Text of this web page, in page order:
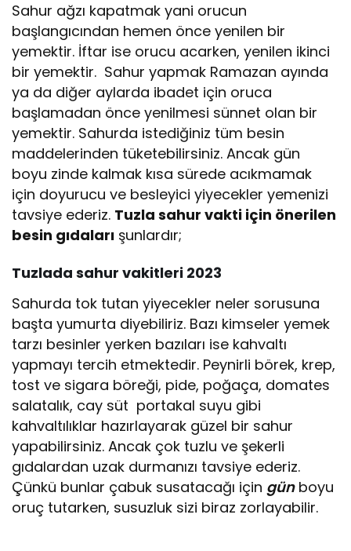
Sahur ağzı kapatmak yani orucun
başlangıcından hemen önce yenilen bir
yemektir. İftar ise orucu acarken, yenilen ikinci
bir yemektir. Sahur yapmak Ramazan ayında
ya da diğer aylarda ibadet için oruca
başlamadan önce yenilmesi sünnet olan bir
yemektir. Sahurda istediğiniz tüm besin
maddelerinden tüketebilirsiniz. Ancak gün
boyu zinde kalmak kısa sürede acıkmamak
için doyurucu ve besleyici yiyecekler yemenizi
tavsiye ederiz. Tuzla sahur vakti için önerilen
besin gıdaları şunlardır;
Tuzlada sahur vakitleri 2023
Sahurda tok tutan yiyecekler neler sorusuna
başta yumurta diyebiliriz. Bazı kimseler yemek
tarzı besinler yerken bazıları ise kahvaltı
yapmayı tercih etmektedir. Peynirli börek, krep,
tost ve sigara böreği, pide, poğaça, domates
salatalık, cay süt portakal suyu gibi
kahvaltılıklar hazırlayarak güzel bir sahur
yapabilirsiniz. Ancak çok tuzlu ve şekerli
gıdalardan uzak durmanızı tavsiye ederiz.
Çünkü bunlar çabuk susatacağı için günboyu
oruç tutarken, susuzluk sizi biraz zorlayabilir.